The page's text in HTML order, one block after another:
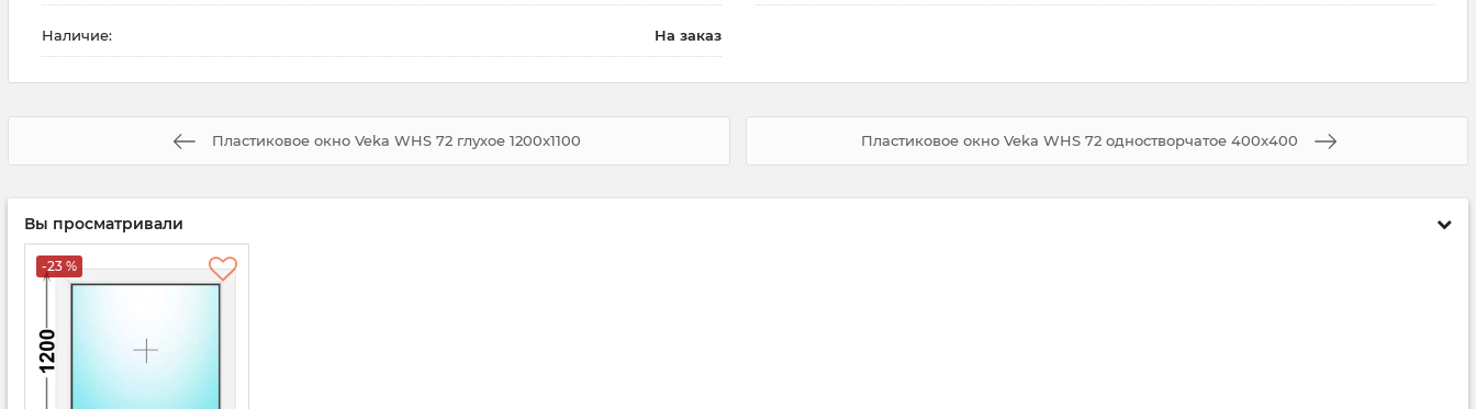
Наличие: На заказ
Пластиковое окно Veka WHS 72 глухое 1200x1100 Пластиковое окно Veka WHS 72 одностворчатое 400x400
Вы просматривали
-23 %